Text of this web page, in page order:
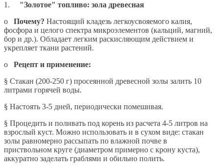
1. "Золотое" топливо: зола древесная
o Почему? Настоящий кладезь легкоусвояемого калия,
фосфора и целого спектра микроэлементов (кальций, магний,
бор и др.). Обладает легким раскисляющим действием и
укрепляет ткани растений.
o Рецепт и применение:
§ Стакан (200-250 г) просеянной древесной золы залить 10
литрами горячей воды.
§ Настоять 3-5 дней, периодически помешивая.
§ Процедить и поливать под корень из расчета 4-5 литров на
взрослый куст. Можно использовать и в сухом виде: стакан
золы равномерно рассыпать по влажной почве в
приствольном круге (диаметром примерно с крону куста),
аккуратно заделать граблями и обильно полить.